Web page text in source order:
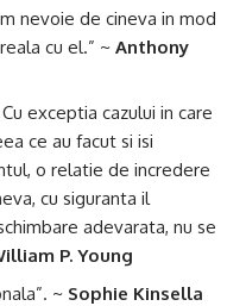
nevoie de cineva in mod
cu el.” ~ Anthony
exceptia cazului in care
ce au facut si isi
o relatie de incredere
cu siguranta il
adevarata, nu se
P. Young
~ Sophie Kinsella